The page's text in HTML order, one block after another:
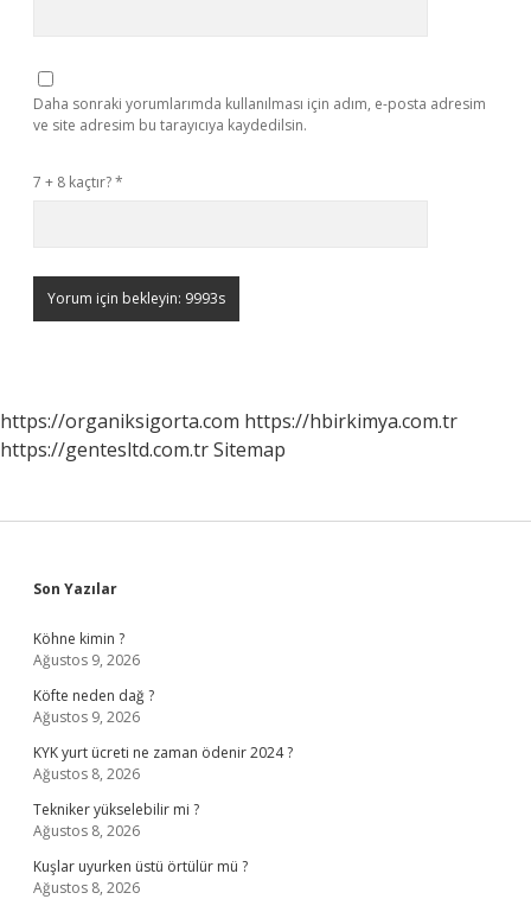
Daha sonraki yorumlarımda kullanılması için adım, e-posta adresim
ve site adresim bu tarayıcıya kaydedilsin.
7 + 8 kaçtır?*
https://organiksigorta.com https://hbirkimya.com.tr
https://gentesltd.com.trSitemap
Sidebar
Son Yazılar
Köhne kimin ?
Ağustos 9, 2026
Köfte neden dağ ?
Ağustos 9, 2026
KYK yurt ücreti ne zaman ödenir 2024 ?
Ağustos 8, 2026
Tekniker yükselebilir mi ?
Ağustos 8, 2026
Kuşlar uyurken üstü örtülür mü ?
Ağustos 8, 2026